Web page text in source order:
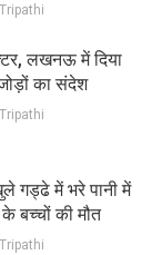
लखनऊ में दिया
का संदेश
गड्ढे में भरे पानी में
बच्चों की मौत